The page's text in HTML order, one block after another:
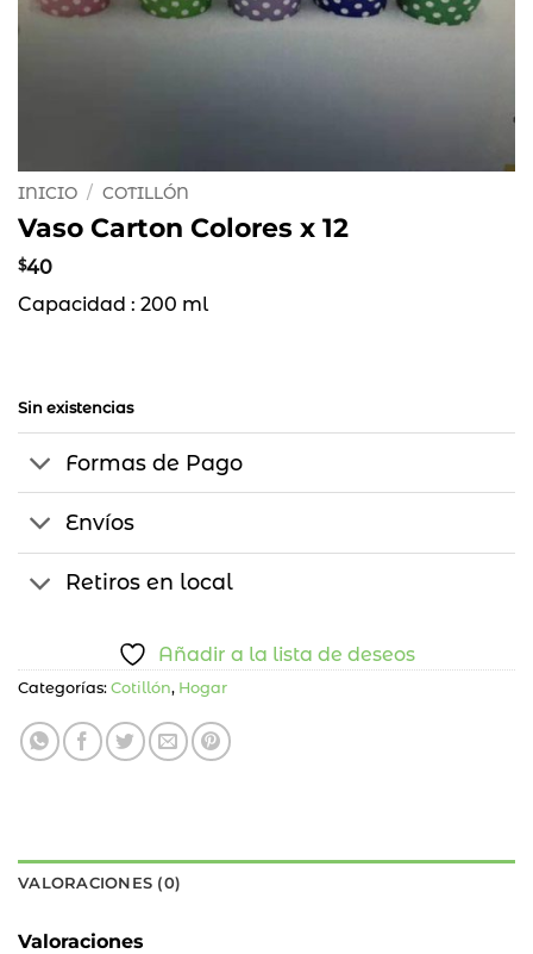
INICIO / COTILLÓN
Vaso Carton Colores x 12
$40
Capacidad : 200 ml
Sin existencias
Formas de Pago
Envíos
Retiros en local
Añadir a la lista de deseos
Categorías: Cotillón, Hogar
VALORACIONES (0)
Valoraciones